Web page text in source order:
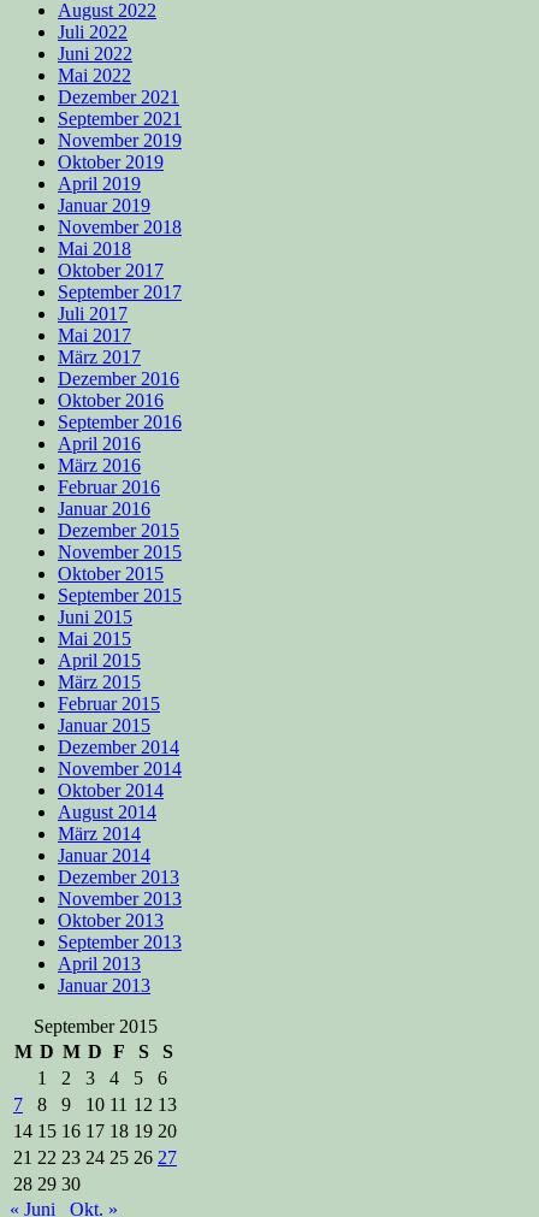
August 2022
Juli 2022
Juni 2022
Mai 2022
Dezember 2021
September 2021
November 2019
Oktober 2019
April 2019
Januar 2019
November 2018
Mai 2018
Oktober 2017
September 2017
Juli 2017
Mai 2017
März 2017
Dezember 2016
Oktober 2016
September 2016
April 2016
März 2016
Februar 2016
Januar 2016
Dezember 2015
November 2015
Oktober 2015
September 2015
Juni 2015
Mai 2015
April 2015
März 2015
Februar 2015
Januar 2015
Dezember 2014
November 2014
Oktober 2014
August 2014
März 2014
Januar 2014
Dezember 2013
November 2013
Oktober 2013
September 2013
April 2013
Januar 2013
September 2015
M D M D F S
S
1
2 3 4 5
6
7
8 9 10 11 12 13
14 15 16 17 18 19 20
21 22 23 24 25 26 27
28 29 30
« Juni
Okt. »